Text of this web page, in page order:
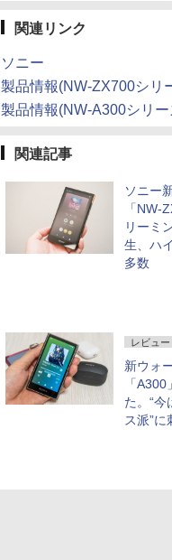
関連リンク
ソニー
製品情報(NW-ZX700シリ
製品情報(NW-A300シリー
関連記事
ソニー
「NW-
リーミ
生、ハ
多数
レビュー
新ウォ
「
た。“今
ス派”に